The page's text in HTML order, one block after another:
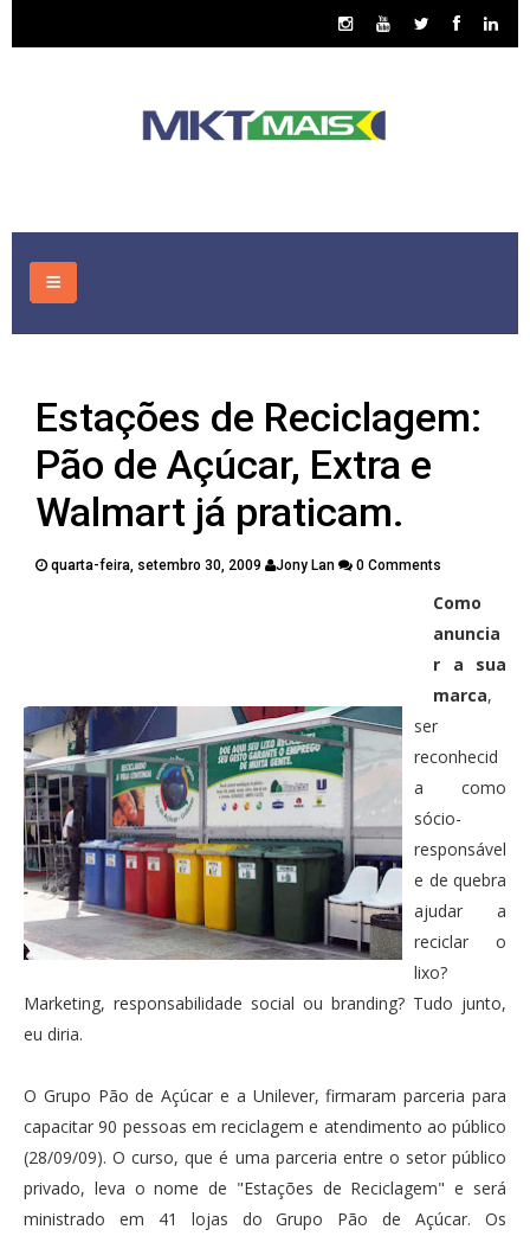
CONSULTORIA
ASSUNTOS
PUBLICAÇÕES
Estações de Reciclagem:
Pão de Açúcar, Extra e
Walmart já praticam.
quarta-feira, setembro 30, 2009 Jony Lan 0 Comments
Como
anuncia
r a sua
marca,
ser
reconhecid
a como
sócio-
responsável
e de quebra
ajudar a
reciclar o
lixo?
Marketing, responsabilidade social ou branding? Tudo junto,
eu diria.
O Grupo Pão de Açúcar e a Unilever, firmaram parceria para
capacitar 90 pessoas em reciclagem e atendimento ao público
(28/09/09). O curso, que é uma parceria entre o setor público
privado, leva o nome de "Estações de Reciclagem" e será
ministrado em 41 lojas do Grupo Pão de Açúcar. Os